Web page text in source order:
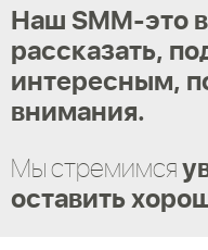
Наш SMM-это
рассказать,
интересным,
внимания.
Мы стремимся
оставить